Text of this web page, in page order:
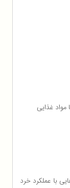
هایی با عملکرد خرد